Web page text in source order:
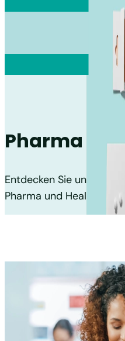
Pharma
Entdecken Sie unsere
Pharma und Health Care.